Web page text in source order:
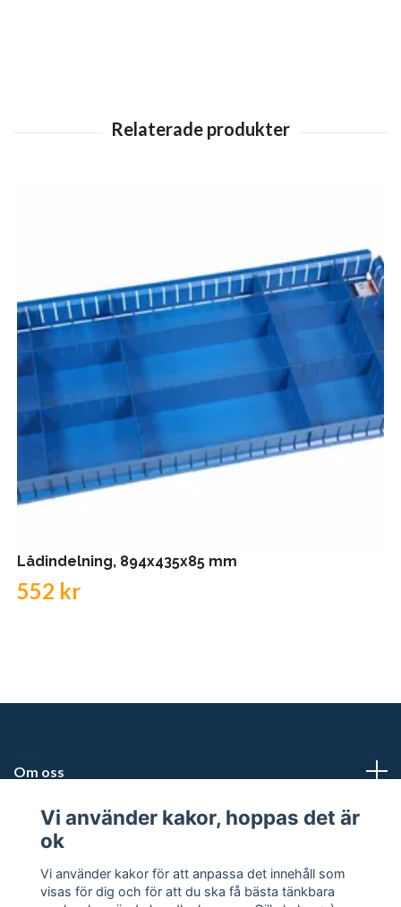
Lådindelning, 894x435x85 mm
552 kr
Om oss
Kundtjänst
Snabblänkar
Vi använder kakor, hoppas det är
ok
Vi använder kakor för att anpassa det innehåll som
visas för dig och för att du ska få bästa tänkbara